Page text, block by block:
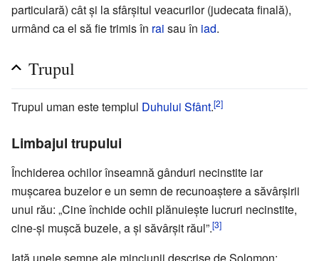
particulară) cât şi la sfârşitul veacurilor (judecata finală),
urmând ca el să fie trimis în rai sau în iad.
Trupul
Trupul uman este templul Duhului Sfânt.[2]
Limbajul trupului
Închiderea ochilor înseamnă gânduri necinstite iar
muşcarea buzelor e un semn de recunoaştere a săvârşirii
unui rău: „Cine închide ochii plănuieşte lucruri necinstite,
cine-şi muşcă buzele, a şi săvârşit răul”.[3]
Iată unele semne ale minciunii descrise de Solomon: